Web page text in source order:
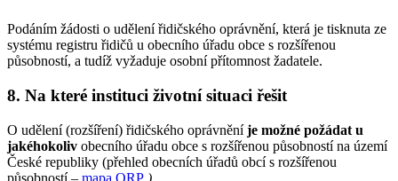
Podáním žádosti o udělení řidičského oprávnění, která je tisknuta ze
systému registru řidičů u obecního úřadu obce s rozšířenou
působností, a tudíž vyžaduje osobní přítomnost žadatele.
8. Na které instituci životní situaci řešit
O udělení (rozšíření) řidičského oprávněníje možné požádat u
jakéhokoliv obecního úřadu obce s rozšířenou působností na území
České republiky (přehled obecních úřadů obcí s rozšířenou
působností – mapa ORP )